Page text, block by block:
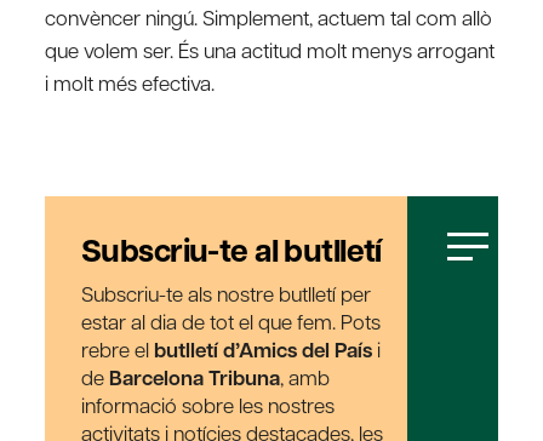
convèncer ningú. Simplement, actuem tal com allò
que volem ser. És una actitud molt menys arrogant
i molt més efectiva.
Subscriu-te al butlletí
Subscriu-te als nostre butlletí per
estar al dia de tot el que fem. Pots
rebre el butlletí d’Amics del País i
de Barcelona Tribuna, amb
informació sobre les nostres
activitats i notícies destacades, les